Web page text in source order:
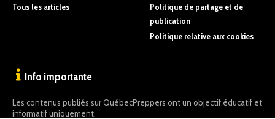
Tous les articles
Politique de partage et de
publication
Politique relative aux cookies
Info importante
Les contenus publiés sur QuébecPreppers ont un objectif éducatif et
informatif uniquement.